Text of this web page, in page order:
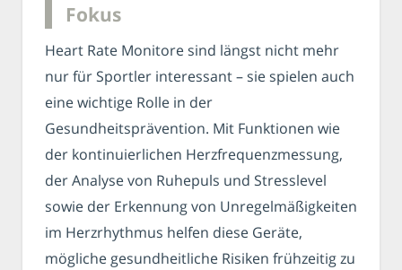
Fokus
Heart Rate Monitore sind längst nicht mehr
nur für Sportler interessant – sie spielen auch
eine wichtige Rolle in der
Gesundheitsprävention. Mit Funktionen wie
der kontinuierlichen Herzfrequenzmessung,
der Analyse von Ruhepuls und Stresslevel
sowie der Erkennung von Unregelmäßigkeiten
im Herzrhythmus helfen diese Geräte,
mögliche gesundheitliche Risiken frühzeitig zu